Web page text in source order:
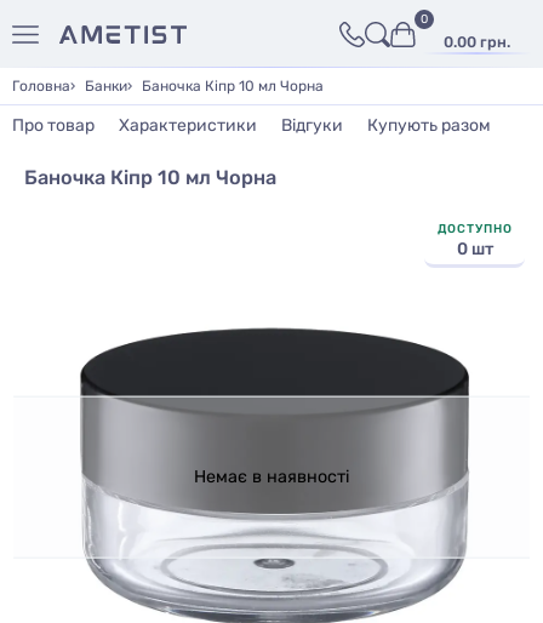
0.00 грн.
0
Головна Банки Баночка Кіпр 10 мл Чорна
Про товар Характеристики Відгуки Купують разом
Баночка Кіпр 10 мл Чорна
ДОСТУПНО
0 шт
Немає в наявності